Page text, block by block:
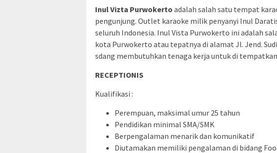
Inul Vizta Purwokerto adalah salah satu tempat
pengunjung. Outlet karaoke milik penyanyi Inul
seluruh Indonesia. Inul Vista Purwokerto ini adalah
kota Purwokerto atau tepatnya di alamat Jl. Jend.
sdang membutuhkan tenaga kerja untuk di
RECEPTIONIS
Kualifikasi :
Perempuan, maksimal umur 25 tahun
Pendidikan minimal SMA/SMK
Berpengalaman menarik dan komunikatif
Diutamakan memiliki pengalaman di bidang